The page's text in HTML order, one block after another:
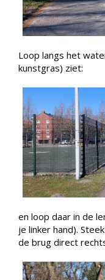
Loop langs het
kunstgras) ziet:
en loop daar in de
je linker hand).
de brug direct